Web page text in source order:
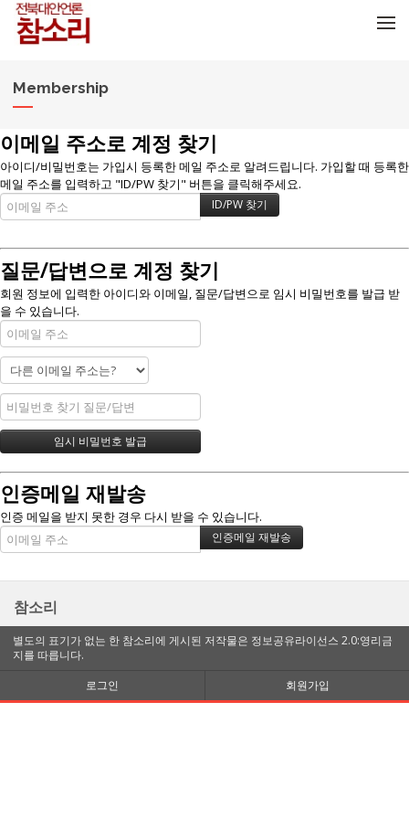
Membership
이메일 주소로 계정 찾기
아이디/비밀번호는 가입시 등록한 메일 주소로 알려드립니다. 가입할 때 등록한
메일 주소를 입력하고 "ID/PW 찾기" 버튼을 클릭해주세요.
질문/답변으로 계정 찾기
회원 정보에 입력한 아이디와 이메일, 질문/답변으로 임시 비밀번호를 발급 받
을 수 있습니다.
인증메일 재발송
인증 메일을 받지 못한 경우 다시 받을 수 있습니다.
참소리
별도의 표기가 없는 한 참소리에 게시된 저작물은 정보공유라이선스 2.0:영리금
지를 따릅니다.
로그인
회원가입